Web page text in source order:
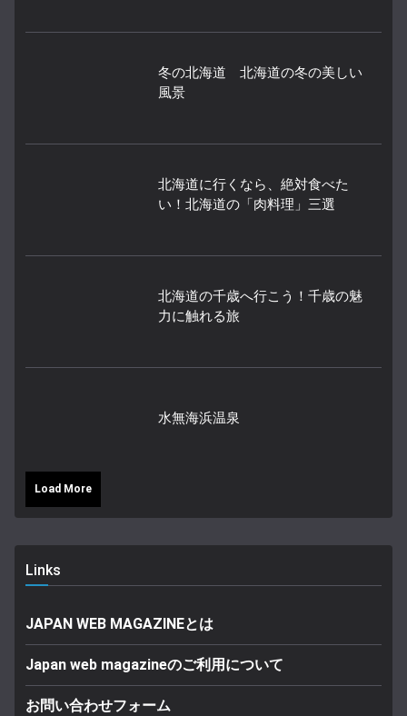
冬の北海道 北海道の冬の美しい
風景
北海道に行くなら、絶対食べた
い！北海道の「肉料理」三選
北海道の千歳へ行こう！千歳の魅
力に触れる旅
水無海浜温泉
Load More
Links
JAPAN WEB MAGAZINEとは
Japan web magazineのご利用について
お問い合わせフォーム